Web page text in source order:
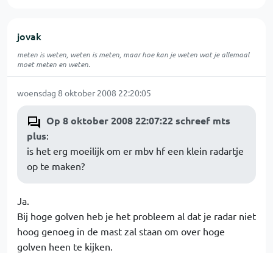
jovak
meten is weten, weten is meten, maar hoe kan je weten wat je allemaal
moet meten en weten.
woensdag 8 oktober 2008 22:20:05
Op 8 oktober 2008 22:07:22 schreef mts
plus:
is het erg moeilijk om er mbv hf een klein radartje
op te maken?
Ja.
Bij hoge golven heb je het probleem al dat je radar niet
hoog genoeg in de mast zal staan om over hoge
golven heen te kijken.